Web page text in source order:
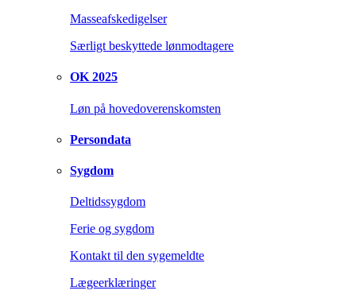
Masseafskedigelser
Særligt beskyttede lønmodtagere
OK 2025
Løn på hovedoverenskomsten
Persondata
Sygdom
Deltidssygdom
Ferie og sygdom
Kontakt til den sygemeldte
Lægeerklæringer